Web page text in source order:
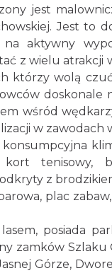
jest
Jest to
aktywny
z wielu atrakcji
którzy wolą
doskonale
wśród
w zawodach
kort tenisowy,
z
plac
posiada
zamków
Górze,